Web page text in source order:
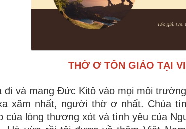
THỜ Ơ TÔN GIÁO TẠI
đi và mang Đức Kitô vào mọi môi
xăm nhất, người thờ ơ nhất. Chúa
của lòng thương xót và tình yêu của